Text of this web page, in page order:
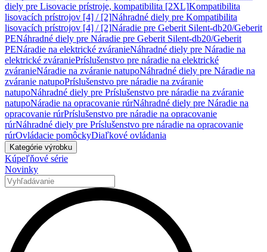
diely pre Lisovacie prístroje, kompatibilita [2XL]Kompatibilita
lisovacích prístrojov [4] / [2]Náhradné diely pre Kompatibilita
lisovacích prístrojov [4] / [2]Náradie pre Geberit Silent-db20/Geberit
PENáhradné diely pre Náradie pre Geberit Silent-db20/Geberit
PENáradie na elektrické zváranieNáhradné diely pre Náradie na
elektrické zváraniePríslušenstvo pre náradie na elektrické
zváranieNáradie na zváranie natupoNáhradné diely pre Náradie na
zváranie natupoPríslušenstvo pre náradie na zváranie
natupoNáhradné diely pre Príslušenstvo pre náradie na zváranie
natupoNáradie na opracovanie rúrNáhradné diely pre Náradie na
opracovanie rúrPríslušenstvo pre náradie na opracovanie
rúrNáhradné diely pre Príslušenstvo pre náradie na opracovanie
rúrOvládacie pomôckyDiaľkové ovládania
Kategórie výrobku
Kúpeľňové série
Novinky